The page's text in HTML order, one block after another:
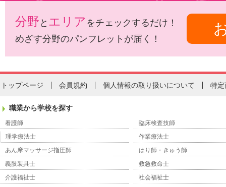
分野 と エリア をチェックするだけ！
めざす分野のパンフレットが届く！
トップページ 会員規約 個人情報の取り扱いについて 特定
職業から学校を探す
看護師
臨床検査技師
理学療法士
作業療法士
あん摩マッサージ指圧師
はり師・きゅう師
義肢装具士
救急救命士
介護福祉士
社会福祉士